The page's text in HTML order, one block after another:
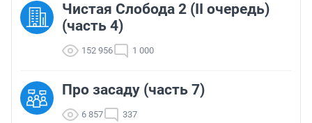
Чистая Слобода 2 (II очередь)
(часть 4)
152 956 1 000
Про засаду (часть 7)
6 857 337